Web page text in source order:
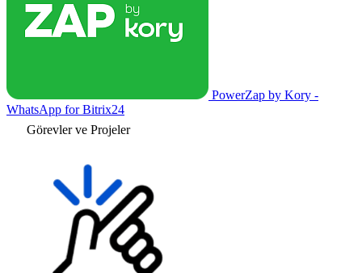
PowerZap by Kory -
WhatsApp for Bitrix24
Görevler ve Projeler